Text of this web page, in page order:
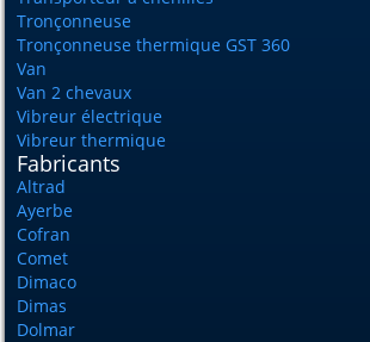
Tronçonneuse
Tronçonneuse thermique GST 360
Van
Van 2 chevaux
Vibreur électrique
Vibreur thermique
Fabricants
Altrad
Ayerbe
Cofran
Comet
Dimaco
Dimas
Dolmar